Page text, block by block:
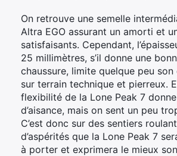
On retrouve une semelle
Altra EGO assurant un amorti et
satisfaisants. Cependant,
25 millimètres, s’il donne une
chaussure, limite quelque peu
sur terrain technique et pierreux.
flexibilité de la Lone Peak 7
d’aisance, mais on sent un peu
C’est donc sur des sentiers
d’aspérités que la Lone Peak 7
à porter et exprimera le mieux